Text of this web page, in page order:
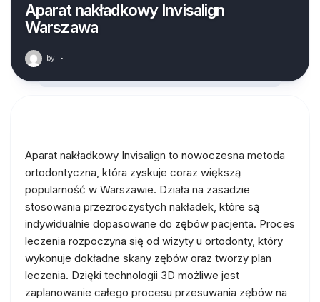
Aparat nakładkowy Invisalign
Warszawa
by ·
Aparat nakładkowy Invisalign to nowoczesna metoda
ortodontyczna, która zyskuje coraz większą
popularność w Warszawie. Działa na zasadzie
stosowania przezroczystych nakładek, które są
indywidualnie dopasowane do zębów pacjenta. Proces
leczenia rozpoczyna się od wizyty u ortodonty, który
wykonuje dokładne skany zębów oraz tworzy plan
leczenia. Dzięki technologii 3D możliwe jest
zaplanowanie całego procesu przesuwania zębów na